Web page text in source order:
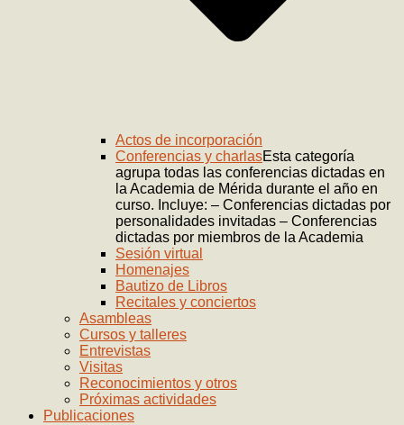
Actos de incorporación
Conferencias y charlasEsta categoría
agrupa todas las conferencias dictadas en
la Academia de Mérida durante el año en
curso. Incluye: – Conferencias dictadas por
personalidades invitadas – Conferencias
dictadas por miembros de la Academia
Sesión virtual
Homenajes
Bautizo de Libros
Recitales y conciertos
Asambleas
Cursos y talleres
Entrevistas
Visitas
Reconocimientos y otros
Próximas actividades
Publicaciones